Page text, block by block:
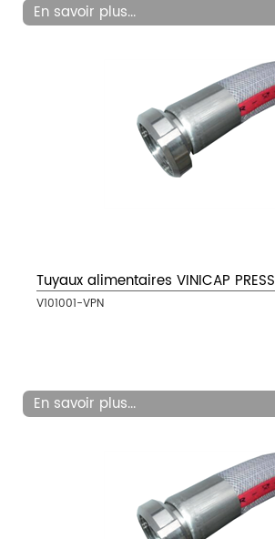
En savoir plus...
Tuyaux alimentaires VINICAP PRESS
V101001-VPN
En savoir plus...